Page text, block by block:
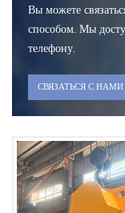
Вы можете
способом. Мы
телефону.
СВЯЗАТЬСЯ С НАМИ